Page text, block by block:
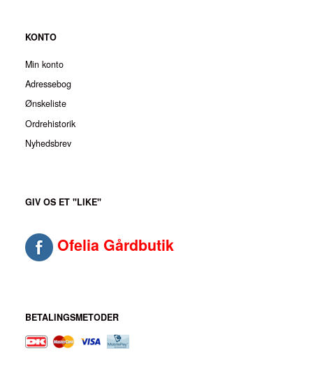
KONTO
Min konto
Adressebog
Ønskeliste
Ordrehistorik
Nyhedsbrev
GIV OS ET "LIKE"
Ofelia Gårdbutik
BETALINGSMETODER